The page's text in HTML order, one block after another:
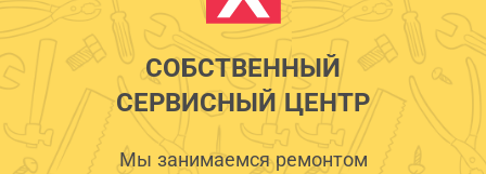
СОБСТВЕННЫЙ
СЕРВИСНЫЙ ЦЕНТР
Мы занимаемся ремонтом